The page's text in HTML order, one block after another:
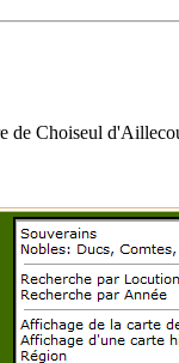
Choiseul